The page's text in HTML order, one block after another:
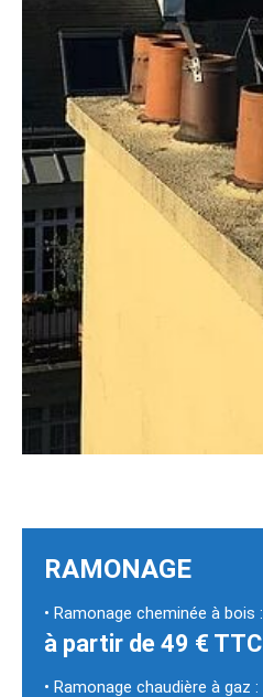
RAMONAGE
• Ramonage cheminée à bois :
à partir de 49 € TTC
• Ramonage chaudière à gaz :